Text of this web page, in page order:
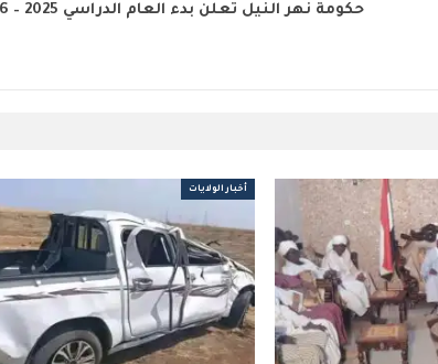
حكومة نهر النيل تعلن بدء العام الدراسي 2025 – 2026
أخبار الولايات